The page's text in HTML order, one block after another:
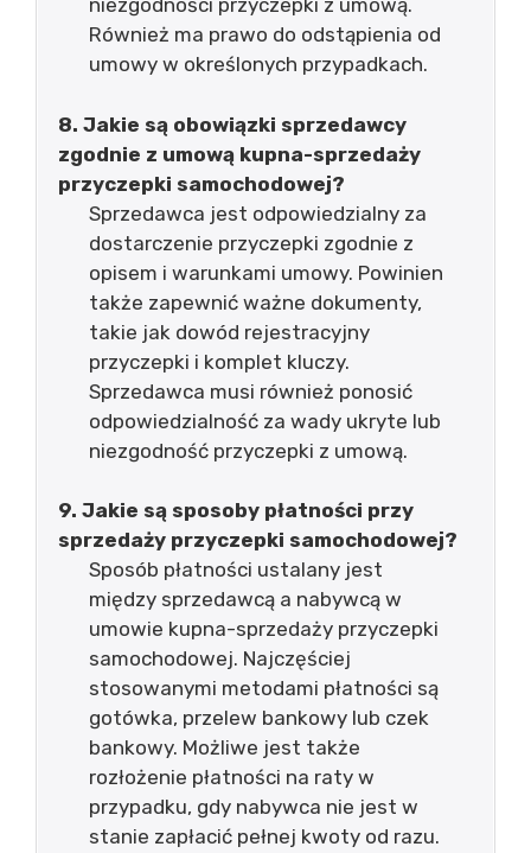
niezgodności przyczepki z umową.
Również ma prawo do odstąpienia od
umowy w określonych przypadkach.
8. Jakie są obowiązki sprzedawcy
zgodnie z umową kupna-sprzedaży
przyczepki samochodowej?
Sprzedawca jest odpowiedzialny za
dostarczenie przyczepki zgodnie z
opisem i warunkami umowy. Powinien
także zapewnić ważne dokumenty,
takie jak dowód rejestracyjny
przyczepki i komplet kluczy.
Sprzedawca musi również ponosić
odpowiedzialność za wady ukryte lub
niezgodność przyczepki z umową.
9. Jakie są sposoby płatności przy
sprzedaży przyczepki samochodowej?
Sposób płatności ustalany jest
między sprzedawcą a nabywcą w
umowie kupna-sprzedaży przyczepki
samochodowej. Najczęściej
stosowanymi metodami płatności są
gotówka, przelew bankowy lub czek
bankowy. Możliwe jest także
rozłożenie płatności na raty w
przypadku, gdy nabywca nie jest w
stanie zapłacić pełnej kwoty od razu.